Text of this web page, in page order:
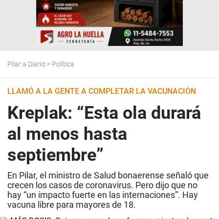
Pilar a Diario > Política
LLAMÓ A LA GENTE A COMPLETAR LA VACUNACIÓN
Kreplak: “Esta ola durará
al menos hasta
septiembre”
En Pilar, el ministro de Salud bonaerense señaló que
crecen los casos de coronavirus. Pero dijo que no
hay “un impacto fuerte en las internaciones”. Hay
vacuna libre para mayores de 18.